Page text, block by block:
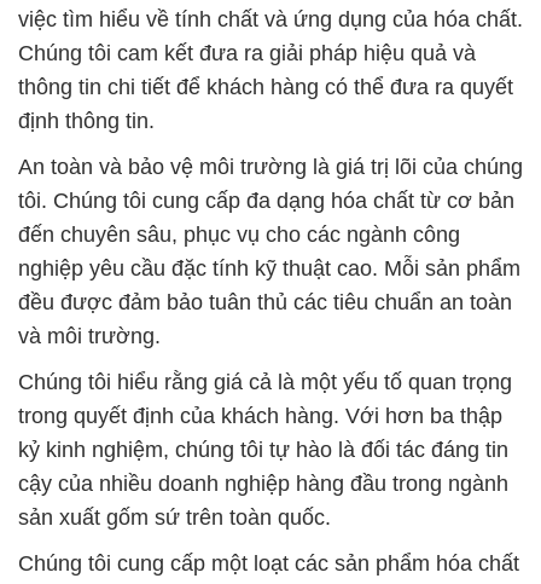
việc tìm hiểu về tính chất và ứng dụng của hóa chất.
Chúng tôi cam kết đưa ra giải pháp hiệu quả và
thông tin chi tiết để khách hàng có thể đưa ra quyết
định thông tin.
An toàn và bảo vệ môi trường là giá trị lõi của chúng
tôi. Chúng tôi cung cấp đa dạng hóa chất từ cơ bản
đến chuyên sâu, phục vụ cho các ngành công
nghiệp yêu cầu đặc tính kỹ thuật cao. Mỗi sản phẩm
đều được đảm bảo tuân thủ các tiêu chuẩn an toàn
và môi trường.
Chúng tôi hiểu rằng giá cả là một yếu tố quan trọng
trong quyết định của khách hàng. Với hơn ba thập
kỷ kinh nghiệm, chúng tôi tự hào là đối tác đáng tin
cậy của nhiều doanh nghiệp hàng đầu trong ngành
sản xuất gốm sứ trên toàn quốc.
Chúng tôi cung cấp một loạt các sản phẩm hóa chất